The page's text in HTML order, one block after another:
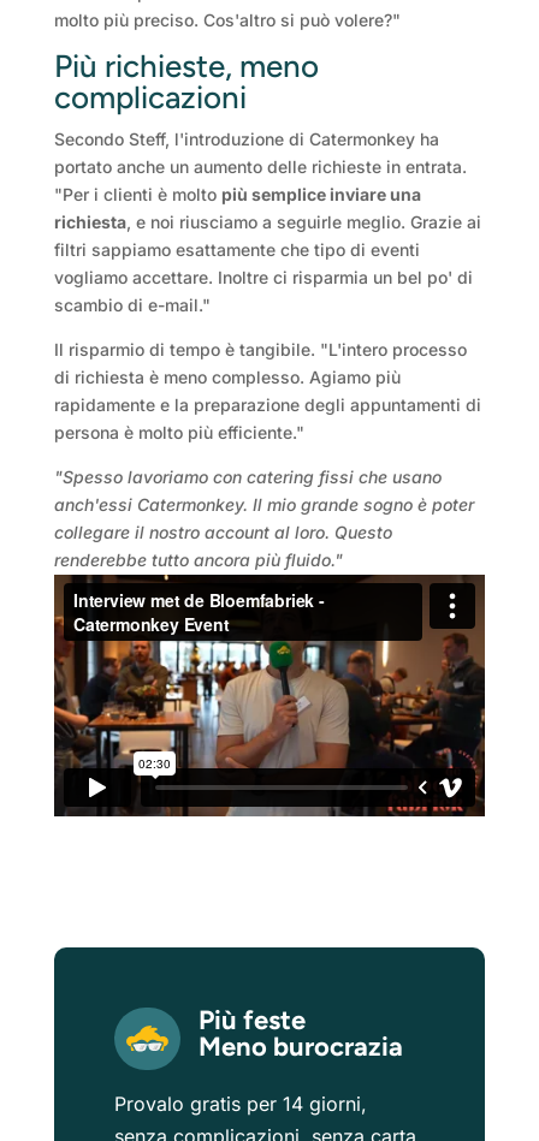
molto più preciso. Cos'altro si può volere?"
Più richieste, meno
complicazioni
Secondo Steff, l'introduzione di Catermonkey ha
portato anche un aumento delle richieste in entrata.
"Per i clienti è molto più semplice inviare una
richiesta, e noi riusciamo a seguirle meglio. Grazie ai
filtri sappiamo esattamente che tipo di eventi
vogliamo accettare. Inoltre ci risparmia un bel po' di
scambio di e-mail."
Il risparmio di tempo è tangibile. "L'intero processo
di richiesta è meno complesso. Agiamo più
rapidamente e la preparazione degli appuntamenti di
persona è molto più efficiente."
"Spesso lavoriamo con catering fissi che usano
anch'essi Catermonkey. Il mio grande sogno è poter
collegare il nostro account al loro. Questo
renderebbe tutto ancora più fluido."
Più feste
Meno burocrazia
Provalo gratis per 14 giorni,